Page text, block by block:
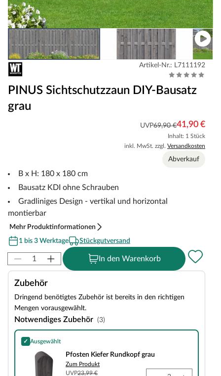
Artikel-Nr.: L7111192
PINUS Sichtschutzzaun DIY-Bausatz
grau
UVP69,90 €41,90 €
Inhalt: 1 Stück
inkl. MwSt. zzgl. Versandkosten
Abverkauf
B x H: 180 x 180 cm
Bausatz KDI ohne Schrauben
Gradliniges Design - vertikal und horizontal
montierbar
Mehr Produktinformationen
1 bis 3 Werktage
Stückgutversand
In den Warenkorb
Zubehör
Dringend benötigtes Zubehör ist bereits in den richtigen
Mengen vorausgewählt.
Notwendiges Zubehör (3)
✓ Ausgewählt
Pfosten Kiefer Rundkopf grau
Pfosten Kiefer Rundkopf grau
Zum Produkt
UVP23,99 €